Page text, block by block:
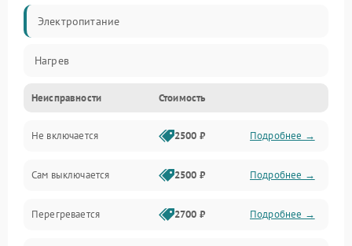
Электропитание
Нагрев
Неисправности Стоимость
Не включается 2500 ₽ Подробнее →
Сам выключается 2500 ₽ Подробнее →
Перегревается 2700 ₽ Подробнее →